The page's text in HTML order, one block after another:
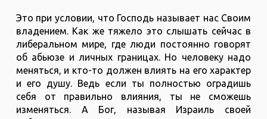
Это при условии, что Господь называет нас Своим
владением. Как же тяжело это слышать сейчас в
либеральном мире, где люди постоянно говорят
об абьюзе и личных границах. Но человеку надо
меняться, и кто-то должен влиять на его характер
и его душу. Ведь если ты полностью оградишь
себя от правильно влияния, ты не сможешь
изменяться. А Бог, называя Израиль своей